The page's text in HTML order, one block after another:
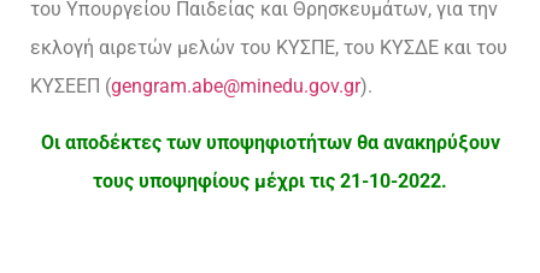
του Υπουργείου Παιδείας και Θρησκευμάτων, για την
εκλογή αιρετών μελών του ΚΥΣΠΕ, του ΚΥΣΔΕ και του
ΚΥΣΕΕΠ (gengram.abe@minedu.gov.gr).
Οι αποδέκτες των υποψηφιοτήτων θα ανακηρύξουν
τους υποψηφίους μέχρι τις 21-10-2022.